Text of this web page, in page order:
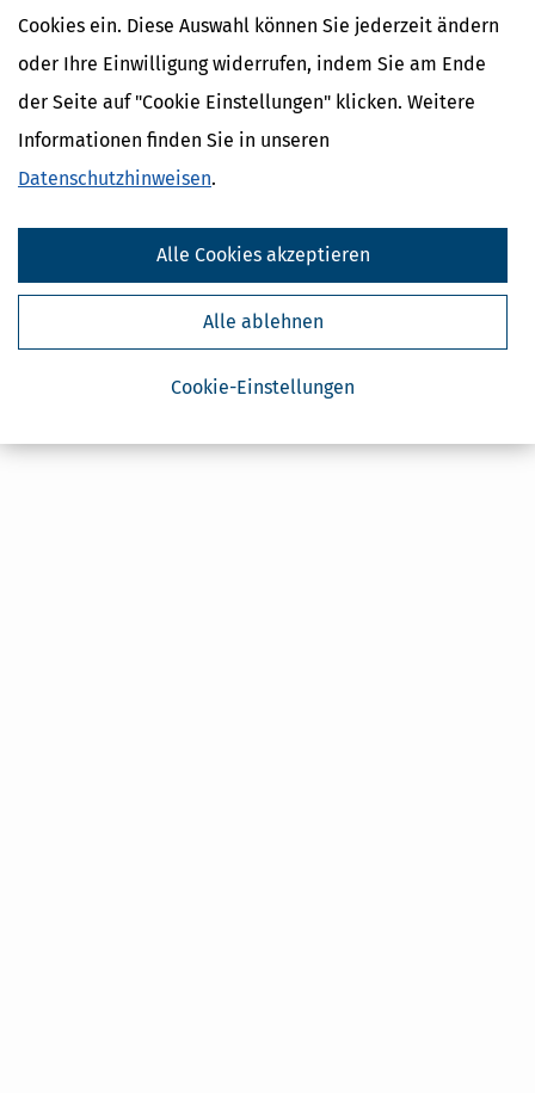
Cookies ein. Diese Auswahl können Sie jederzeit ändern
oder Ihre Einwilligung widerrufen, indem Sie am Ende
der Seite auf "Cookie Einstellungen" klicken. Weitere
Informationen finden Sie in unseren
Datenschutzhinweisen.
Cookie-Einstellungen
Alle ablehnen
Alle Cookies akzeptieren
Kostenlose Steuertipps & News
Steuertipps
Meine Einwilligung kann ich jederzeit durch